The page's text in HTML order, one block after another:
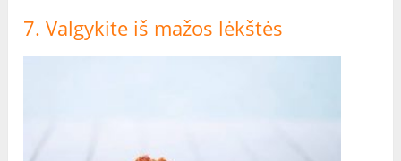
7. Valgykite iš mažos lėkštės